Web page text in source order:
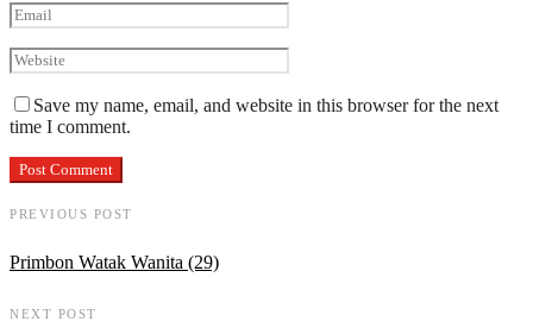
Save my name, email, and website in this browser for the next
time I comment.
PREVIOUS POST
Primbon Watak Wanita (29)
NEXT POST